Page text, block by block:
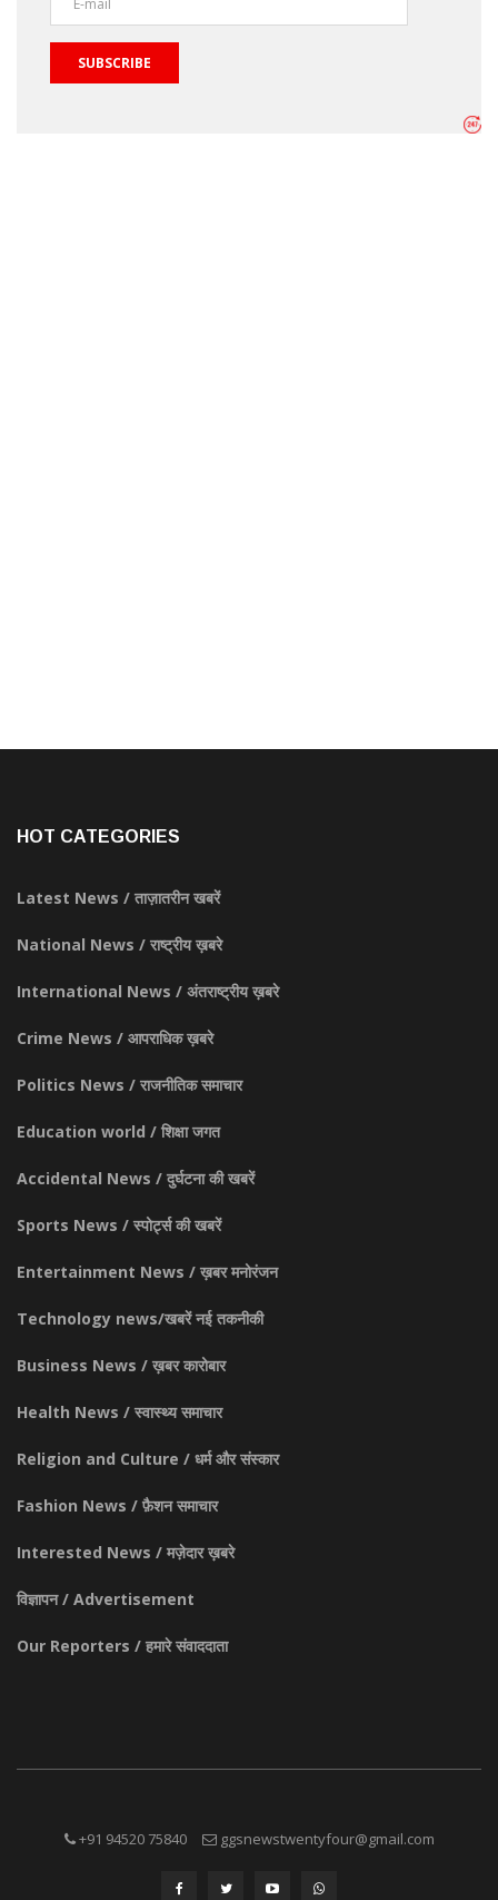
SUBSCRIBE
HOT CATEGORIES
Latest News / ताज़ातरीन खबरें
National News / राष्ट्रीय ख़बरे
International News / अंतराष्ट्रीय ख़बरे
Crime News / आपराधिक ख़बरे
Politics News / राजनीतिक समाचार
Education world / शिक्षा जगत
Accidental News / दुर्घटना की खबरें
Sports News / स्पोर्ट्स की खबरें
Entertainment News / ख़बर मनोरंजन
Technology news/खबरें नई तकनीकी
Business News / ख़बर कारोबार
Health News / स्वास्थ्य समाचार
Religion and Culture / धर्म और संस्कार
Fashion News / फ़ैशन समाचार
Interested News / मज़ेदार ख़बरे
विज्ञापन / Advertisement
Our Reporters / हमारे संवाददाता
+91 94520 75840 ggsnewstwentyfour@gmail.com